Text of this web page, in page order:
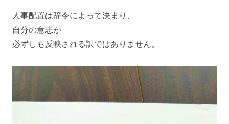
人事配置は辞令によって決まり、
自分の意志が
必ずしも反映される訳ではありません。